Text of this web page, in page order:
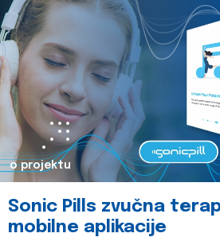
o projektu
Sonic Pills zvučna
mobilne aplikacije